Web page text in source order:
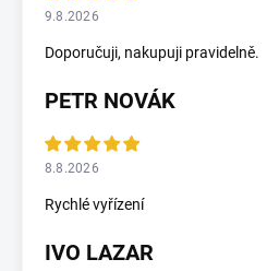
9.8.2026
Doporučuji, nakupuji pravidelně.
PETR NOVÁK
8.8.2026
Rychlé vyřízení
IVO LAZAR